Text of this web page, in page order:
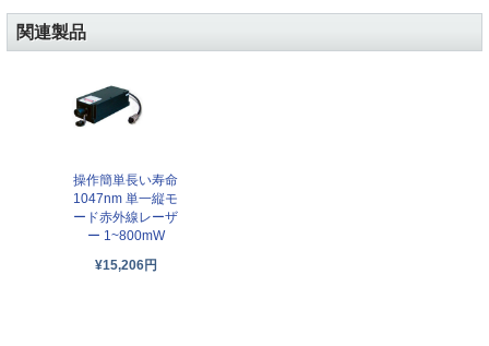
関連製品
操作簡単長い寿命
1047nm 単一縦モ
ード赤外線レーザ
ー 1~800mW
¥15,206円